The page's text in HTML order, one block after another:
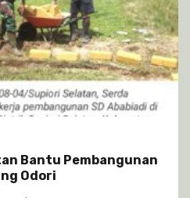
Bantu Pembangunan
Odori